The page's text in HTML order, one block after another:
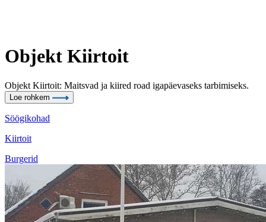
Objekt Kiirtoit
Objekt Kiirtoit: Maitsvad ja kiired road igapäevaseks tarbimiseks.
Loe rohkem
Söögikohad
Kiirtoit
Burgerid